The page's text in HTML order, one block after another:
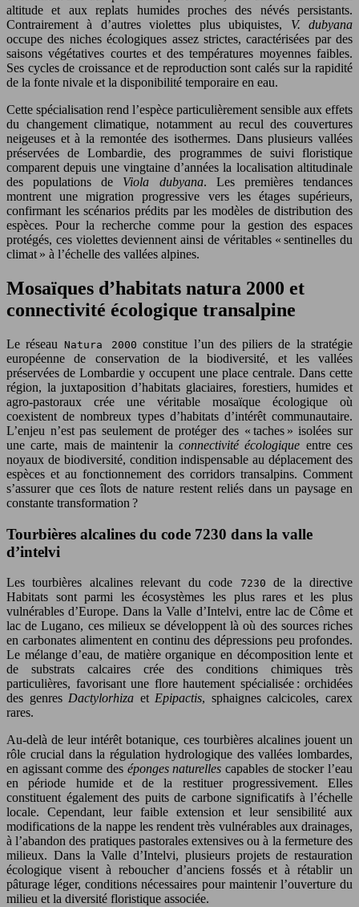
altitude et aux replats humides proches des névés persistants.
Contrairement à d’autres violettes plus ubiquistes, V. dubyana
occupe des niches écologiques assez strictes, caractérisées par des
saisons végétatives courtes et des températures moyennes faibles.
Ses cycles de croissance et de reproduction sont calés sur la rapidité
de la fonte nivale et la disponibilité temporaire en eau.
Cette spécialisation rend l’espèce particulièrement sensible aux effets
du changement climatique, notamment au recul des couvertures
neigeuses et à la remontée des isothermes. Dans plusieurs vallées
préservées de Lombardie, des programmes de suivi floristique
comparent depuis une vingtaine d’années la localisation altitudinale
des populations de Viola dubyana. Les premières tendances
montrent une migration progressive vers les étages supérieurs,
confirmant les scénarios prédits par les modèles de distribution des
espèces. Pour la recherche comme pour la gestion des espaces
protégés, ces violettes deviennent ainsi de véritables « sentinelles du
climat » à l’échelle des vallées alpines.
Mosaïques d’habitats natura 2000 et
connectivité écologique transalpine
Le réseau Natura 2000 constitue l’un des piliers de la stratégie
européenne de conservation de la biodiversité, et les vallées
préservées de Lombardie y occupent une place centrale. Dans cette
région, la juxtaposition d’habitats glaciaires, forestiers, humides et
agro-pastoraux crée une véritable mosaïque écologique où
coexistent de nombreux types d’habitats d’intérêt communautaire.
L’enjeu n’est pas seulement de protéger des « taches » isolées sur
une carte, mais de maintenir la connectivité écologique entre ces
noyaux de biodiversité, condition indispensable au déplacement des
espèces et au fonctionnement des corridors transalpins. Comment
s’assurer que ces îlots de nature restent reliés dans un paysage en
constante transformation ?
Tourbières alcalines du code 7230 dans la valle
d’intelvi
Les tourbières alcalines relevant du code 7230
de la directive
Habitats sont parmi les écosystèmes les plus rares et les plus
vulnérables d’Europe. Dans la Valle d’Intelvi, entre lac de Côme et
lac de Lugano, ces milieux se développent là où des sources riches
en carbonates alimentent en continu des dépressions peu profondes.
Le mélange d’eau, de matière organique en décomposition lente et
de substrats calcaires crée des conditions chimiques très
particulières, favorisant une flore hautement spécialisée : orchidées
des genres Dactylorhiza et Epipactis, sphaignes calcicoles, carex
rares.
Au-delà de leur intérêt botanique, ces tourbières alcalines jouent un
rôle crucial dans la régulation hydrologique des vallées lombardes,
en agissant comme des éponges naturelles capables de stocker l’eau
en période humide et de la restituer progressivement. Elles
constituent également des puits de carbone significatifs à l’échelle
locale. Cependant, leur faible extension et leur sensibilité aux
modifications de la nappe les rendent très vulnérables aux drainages,
à l’abandon des pratiques pastorales extensives ou à la fermeture des
milieux. Dans la Valle d’Intelvi, plusieurs projets de restauration
écologique visent à reboucher d’anciens fossés et à rétablir un
pâturage léger, conditions nécessaires pour maintenir l’ouverture du
milieu et la diversité floristique associée.